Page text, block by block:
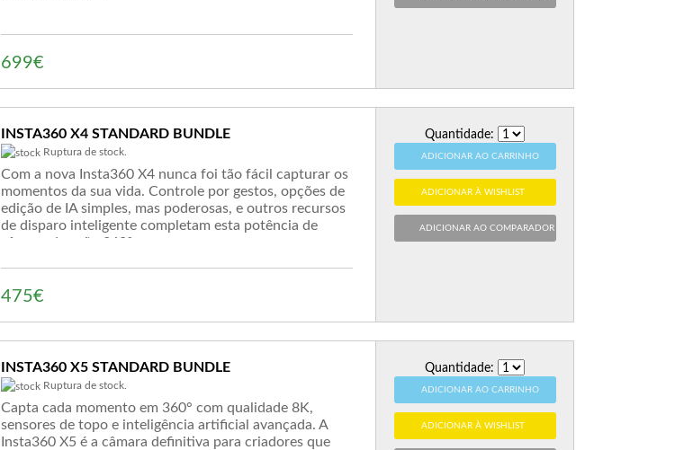
699€
INSTA360 X4 STANDARD BUNDLE
Ruptura de stock.
Quantidade:
ADICIONAR AO CARRINHO
ADICIONAR À WISHLIST
ADICIONAR AO COMPARADOR
Com a nova Insta360 X4 nunca foi tão fácil capturar os
momentos da sua vida. Controle por gestos, opções de
edição de IA simples, mas poderosas, e outros recursos
de disparo inteligente completam esta potência de
câmara de ação 360°.
475€
INSTA360 X5 STANDARD BUNDLE
Ruptura de stock.
Quantidade:
ADICIONAR AO CARRINHO
ADICIONAR À WISHLIST
Capta cada momento em 360° com qualidade 8K,
sensores de topo e inteligência artificial avançada. A
Insta360 X5 é a câmara definitiva para criadores que